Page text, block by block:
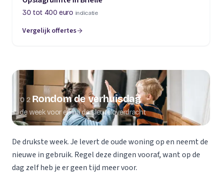
30 tot 400 euro indicatie
Vergelijk offertes
02 Rondom de verhuisdag
de week voor en na de sleuteloverdracht
De drukste week. Je levert de oude woning op en neemt de
nieuwe in gebruik. Regel deze dingen vooraf, want op de
dag zelf heb je er geen tijd meer voor.